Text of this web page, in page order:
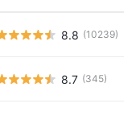
8.8 (10239)
8.7 (345)